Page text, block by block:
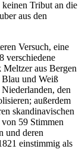
Tribut an die
aus den
Versuch, eine
verschiedene
aus Bergen
und Weiß
den
außerdem
skandinavischen
59 Stimmen
und deren
einstimmig als